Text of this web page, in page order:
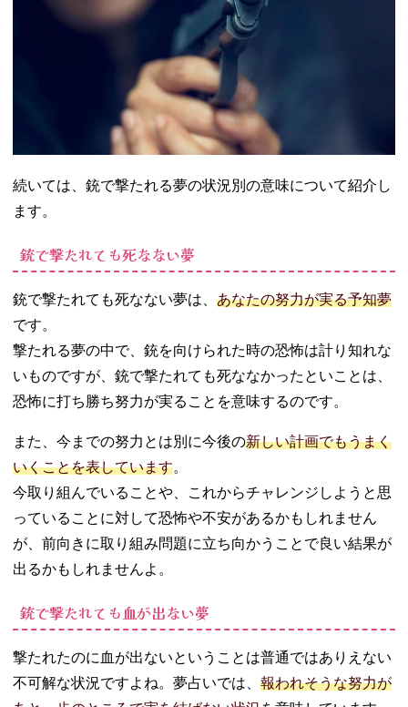
撃たれて実際に
痛みを感じる場
痛い部位に
不安やスト
レスがある
− 元々痛か
ったから撃
たれる夢を
て銃で撃たれる
徴！不安のもと
を取り除こう！
続いては、銃で撃たれる夢の状況別の意味について紹介し
ます。
銃で撃たれても死なない夢
銃で撃たれても死なない夢は、 あなたの努力が実る予知夢
です。
撃たれる夢の中で、銃を向けられた時の恐怖は計り知れな
いものですが、銃で撃たれても死ななかったといことは、
恐怖に打ち勝ち努力が実ることを意味するのです。
また、今までの努力とは別に今後の新しい計画でもうまく
いくことを表しています。
今取り組んでいることや、これからチャレンジしようと思
っていることに対して恐怖や不安があるかもしれません
が、前向きに取り組み問題に立ち向かうことで良い結果が
出るかもしれませんよ。
銃で撃たれても血が出ない夢
撃たれたのに血が出ないということは普通ではありえない
不可解な状況ですよね。夢占いでは、 報われそうな努力が